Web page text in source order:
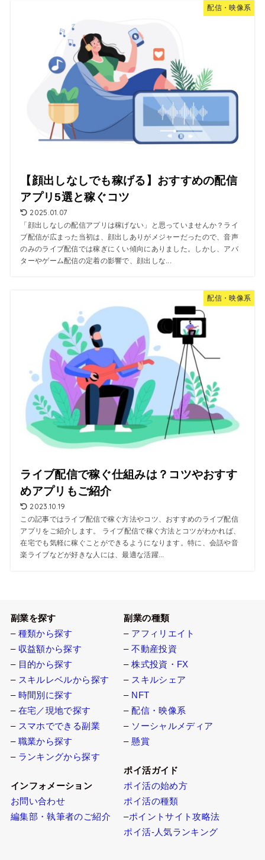
配信・映像系
【顔出しなしでも稼げる】おすすめの配信
アプリ5選と稼ぐコツ
2025.01.07
「顔出しなしの配信アプリは稼げない」と思っていませんか？ライ
ブ配信が広まった当初は、顔出しありがメジャーだったので、音声
のみのライブ配信では稼ぎにくい傾向にありました。しかし、アバ
ターやゲーム配信の定着の影響で、顔出しな...
配信・映像系
ライブ配信で稼ぐ仕組みは？コツやおすす
めアプリもご紹介
2023.10.19
この記事ではライブ配信で稼ぐ方法やコツ、おすすめのライブ配信
アプリをご紹介します。 ライブ配信で稼ぐ方法とコツがわかれば、
在宅でも気軽に稼ぐことができるようになります。特に、会話や音
楽ライブなどが好きな人には、最適な活躍...
副業を探す
– 種類から探す
– 収益額から探す
– 目的から探す
– スキルレベルから探す
– 時間別に探す
– 在宅／現地で探す
– スマホでできる副業
– 職業から探す
– ランキングから探す
インフォメーション
お問い合わせ
編集部・執筆者のご紹介
副業の種類
– アフィリエイト
–不動産投資
–株式投資・FX
– スキルシェア
– NFT
– 配信・映像系
– ソーシャルメディア
–懸賞
ポイ活ガイド
ポイ活の始め方
ポイ活の種類
–ポイントサイト攻略法
ポイ活-人気ランキング